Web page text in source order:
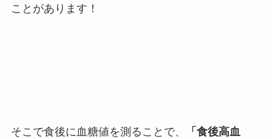
ことがあります！
そこで食後に血糖値を測ることで、
「食後高血